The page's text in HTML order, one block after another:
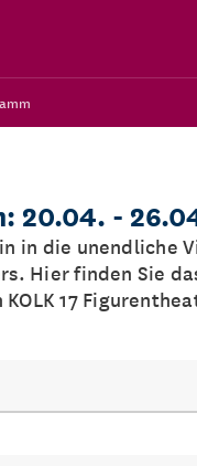
20.04. -
in die unendliche
Hier finden Sie
17